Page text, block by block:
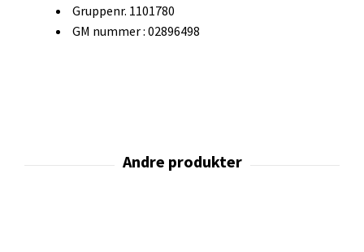
Gruppenr. 1101780
GM nummer : 02896498